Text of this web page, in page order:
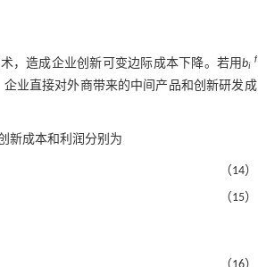
，造成企业创新可变边际成本下降。若用bi
f
业直接对外商带来的中间产品和创新研发成
新成本和利润分别为
（14）
（15）